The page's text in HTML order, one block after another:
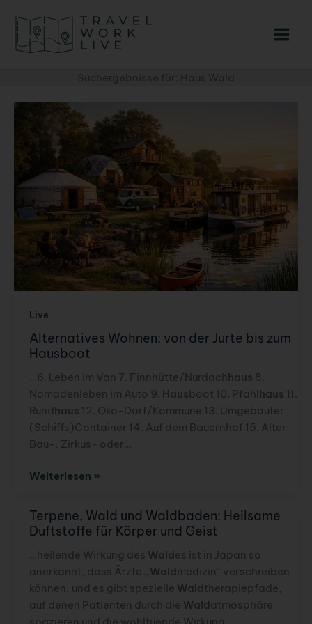
Inhalt
springen
Live
Alternatives Wohnen: von der Jurte bis zum
Hausboot
…6. Leben im Van 7. Finnhütte/Nurdachhaus 8.
Nomadenleben im Auto 9. Hausboot 10. Pfahl haus 11.
Rundhaus 12. Öko-Dorf/Kommune 13. Umgebauter
(Schiffs)Container 14. Auf dem Bauernhof 15. Alter
Bau-, Zirkus- oder…
Alternatives
von
der
bis
zum
Hausboot
Weiterlesen »
Terpene, Wald und Waldbaden: Heilsame
Duftstoffe für Körper und Geist
…heilende Wirkung des Waldes ist in Japan so
anerkannt, dass Ärzte „Waldmedizin“ verschreiben
können, und es gibt spezielle Waldtherapiepfade,
auf denen Patienten durch die Waldatmosphäre
spazieren und die wohltuende Wirkung…